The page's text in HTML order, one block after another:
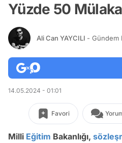
Yüzde 50
Ali Can YAYCILI - Gündem
14.05.2024 - 01:01
Favori
Milli Eğitim Bakanlığı,